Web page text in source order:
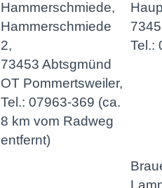
Hammerschmiede,
Hammerschmiede
2,
73453 Abtsgmünd
OT Pommertsweiler,
Tel.: 07963-369 (ca.
8 km vom Radweg
entfernt)
Tel.: